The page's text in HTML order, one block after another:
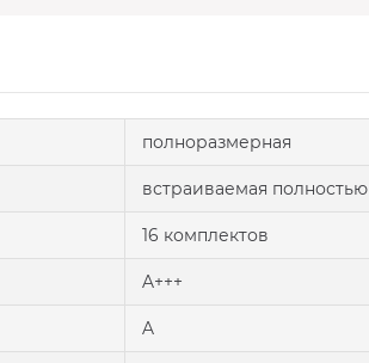
полноразмерная
встраиваемая полностью
16 комплектов
A+++
A